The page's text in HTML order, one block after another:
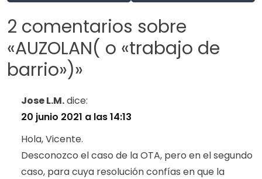
2 comentarios sobre
«AUZOLAN( o «trabajo de
barrio»)»
Jose L.M.dice:
20 junio 2021 a las 14:13
Hola, Vicente.
Desconozco el caso de la OTA, pero en el segundo
caso, para cuya resolución confías en que la